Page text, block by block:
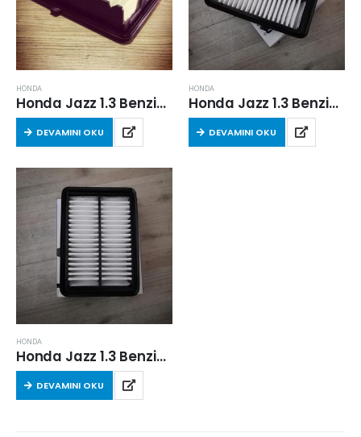
HONDA
Honda Jazz 1.3 Benzinli 2016 Sonrası Hava Filtresi
DEVAMINI OKU
HONDA
Honda Jazz 1.3 Benzinli 2016 Sonrası Hava Filtresi
DEVAMINI OKU
HONDA
Honda Jazz 1.3 Benzinli 2016 Sonrası Hava Filtresi
DEVAMINI OKU